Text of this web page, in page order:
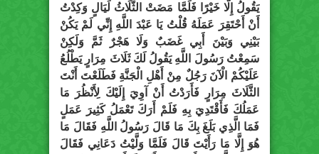
يَقُولُ إِلَّا خَيْرًا فَلَمَّا مَضَتْ الثَّلَاثُ لَيَالٍ وَكِدْتُ
أَنْ أَحْتَقِرَ عَمَلَهُ قُلْتُ يَا عَبْدَ اللَّهِ إِنِّي لَمْ يَكُنْ
بَيْنِي وَبَيْنَ أَبِي غَضَبٌ وَلَا هَجْرٌ ثَمَّ وَلَكِنْ
سَمِعْتُ رَسُولَ اللَّهِ يَقُولُ لَكَ ثَلَاثَ مِرَارٍ يَطْلُعُ
عَلَيْكُمْ الْآنَ رَجُلٌ مِنْ أَهْلِ الْجَنَّةِ فَطَلَعْتَ أَنْتَ
الثَّلَاثَ مِرَارٍ فَأَرَدْتُ أَنْ آوِيَ إِلَيْكَ لِأَنْظُرَ مَا
عَمَلُكَ فَأَقْتَدِيَ بِهِ فَلَمْ أَرَكَ تَعْمَلُ كَثِيرَ عَمَلٍ
فَمَا الَّذِي بَلَغَ بِكَ مَا قَالَ رَسُولُ اللَّهِ فَقَالَ مَا
هُوَ إِلَّا مَا رَأَيْتَ قَالَ فَلَمَّا وَلَّيْتُ دَعَانِي فَقَالَ